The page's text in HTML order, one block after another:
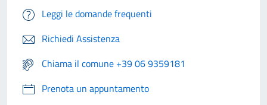
Leggi le domande frequenti
Richiedi Assistenza
Chiama il comune +39 06 9359181
Prenota un appuntamento